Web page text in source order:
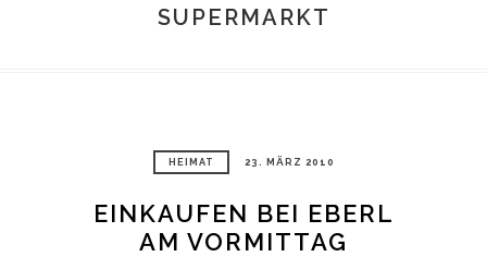
SUPERMARKT
HEIMAT 23. MÄRZ 2010
EINKAUFEN BEI EBERL
AM VORMITTAG